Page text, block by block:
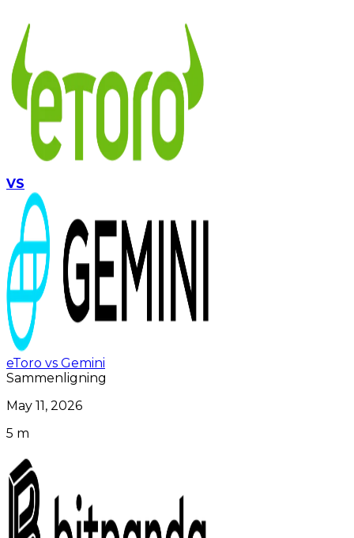
VS
eToro vs Gemini
Sammenligning
May 11, 2026
5 m